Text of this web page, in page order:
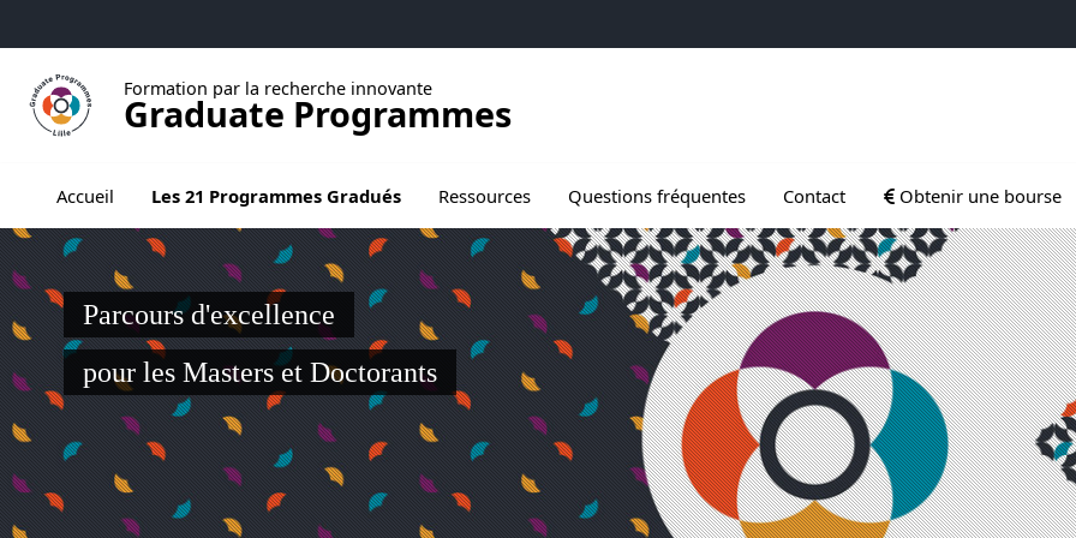
Formation par la recherche innovante
Graduate Programmes
Accueil Les 21 Programmes Gradués Ressources Questions fréquentes Contact Obtenir une bourse
Parcours d'excellence
pour les Masters et Doctorants